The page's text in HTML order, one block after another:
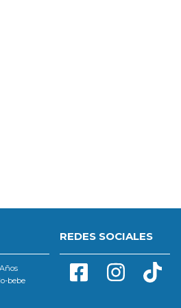
bebe
REDES SOCIALES